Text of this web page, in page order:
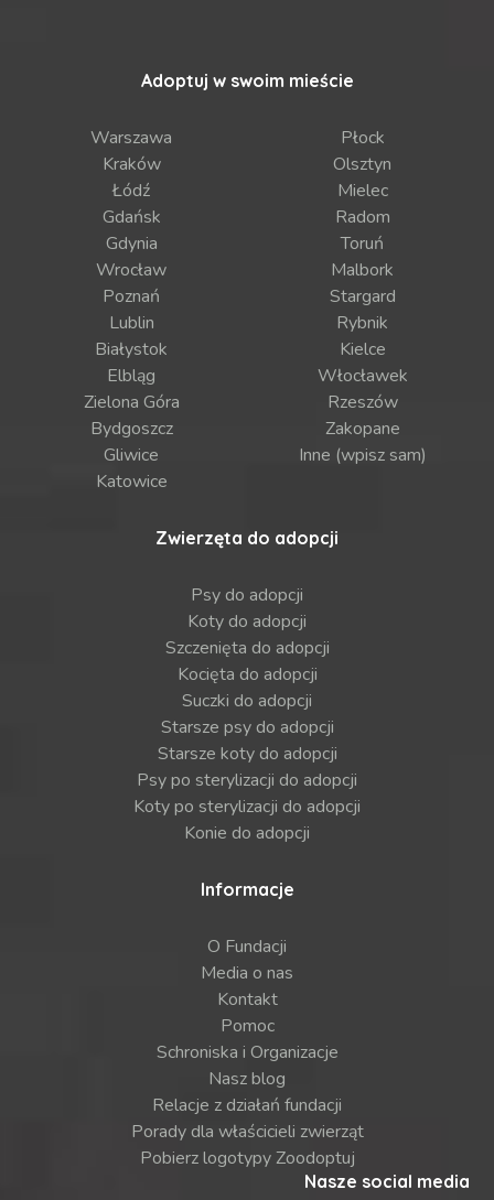
Adoptuj w swoim mieście
Warszawa
Kraków
Łódź
Gdańsk
Gdynia
Wrocław
Poznań
Lublin
Białystok
Elbląg
Zielona Góra
Bydgoszcz
Gliwice
Katowice
Płock
Olsztyn
Mielec
Radom
Toruń
Malbork
Stargard
Rybnik
Kielce
Włocławek
Rzeszów
Zakopane
Inne (wpisz sam)
Zwierzęta do adopcji
Psy do adopcji
Koty do adopcji
Szczenięta do adopcji
Kocięta do adopcji
Suczki do adopcji
Starsze psy do adopcji
Starsze koty do adopcji
Psy po sterylizacji do adopcji
Koty po sterylizacji do adopcji
Konie do adopcji
Informacje
O Fundacji
Media o nas
Kontakt
Pomoc
Schroniska i Organizacje
Nasz blog
Relacje z działań fundacji
Porady dla właścicieli zwierząt
Pobierz logotypy Zoodoptuj
Nasze social media